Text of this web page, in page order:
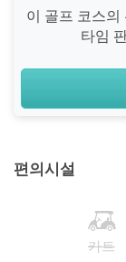
이 골프 코스
타임
편의시설
카트